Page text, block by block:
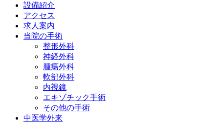
設備紹介
アクセス
求人案内
当院の手術
整形外科
神経外科
腫瘍外科
軟部外科
内視鏡
エキゾチック手術
その他の手術
中医学外来